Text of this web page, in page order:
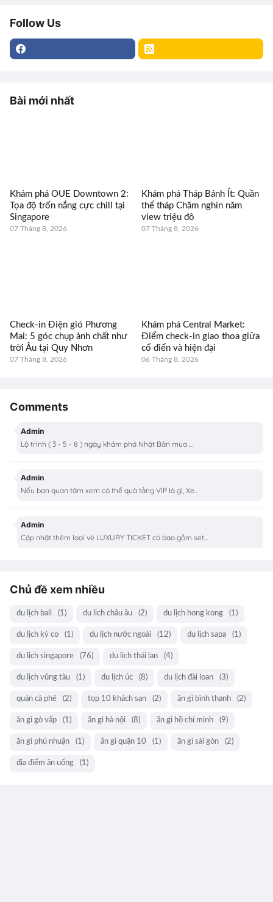
Follow Us
Bài mới nhất
Khám phá OUE Downtown 2:
Tọa độ trốn nắng cực chill tại
Singapore
07 Tháng 8, 2026
Khám phá Tháp Bánh Ít: Quần
thể tháp Chăm nghìn năm
view triệu đô
07 Tháng 8, 2026
Check-in Điện gió Phương
Mai: 5 góc chụp ảnh chất như
trời Âu tại Quy Nhơn
07 Tháng 8, 2026
Khám phá Central Market:
Điểm check-in giao thoa giữa
cổ điển và hiện đại
06 Tháng 8, 2026
Comments
Admin
Lộ trình ( 3 - 5 - 8 ) ngày khám phá Nhật Bản mùa ...
Admin
Nếu bạn quan tâm xem có thể quà tằng VIP là gì, Xe...
Admin
Cập nhật thêm loại vé LUXURY TICKET có bao gồm set...
Chủ đề xem nhiều
du lịch bali (1) du lịch châu âu (2) du lịch hong kong (1)
du lịch kỳ co (1) du lịch nước ngoài (12) du lịch sapa (1)
du lịch singapore (76) du lịch thái lan (4)
du lịch vũng tàu (1) du lịch úc (8) du lịch đài loan (3)
quán cà phê (2) top 10 khách sạn (2) ăn gì bình thạnh (2)
ăn gì gò vấp (1) ăn gì hà nội (8) ăn gì hồ chí minh (9)
ăn gì phú nhuận (1) ăn gì quận 10 (1) ăn gì sài gòn (2)
địa điểm ăn uống (1)